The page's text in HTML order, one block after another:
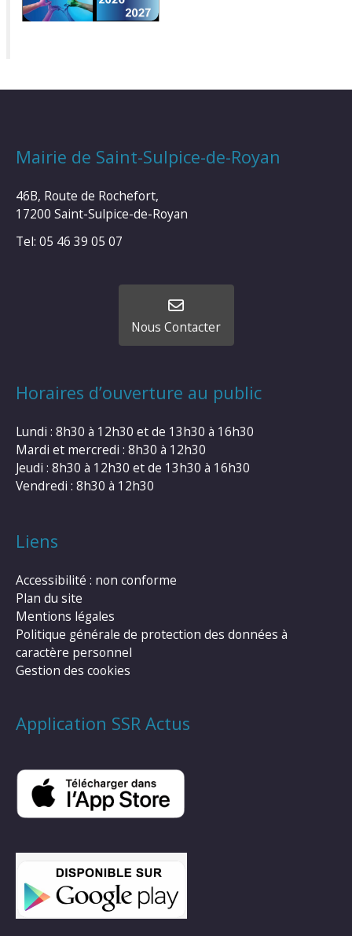
Mairie de Saint-Sulpice-de-Royan
46B, Route de Rochefort,
17200 Saint-Sulpice-de-Royan
Tel: 05 46 39 05 07
Nous Contacter
Horaires d’ouverture au public
Lundi : 8h30 à 12h30 et de 13h30 à 16h30
Mardi et mercredi : 8h30 à 12h30
Jeudi : 8h30 à 12h30 et de 13h30 à 16h30
Vendredi : 8h30 à 12h30
Liens
Accessibilité : non conforme
Plan du site
Mentions légales
Politique générale de protection des données à
caractère personnel
Gestion des cookies
Application SSR Actus